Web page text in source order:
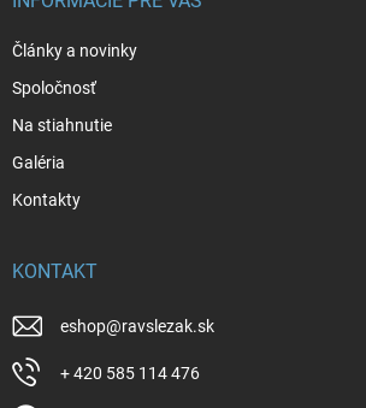
Články a novinky
Spoločnosť
Na stiahnutie
Galéria
Kontakty
KONTAKT
eshop@ravslezak.sk
+ 420 585 114 476